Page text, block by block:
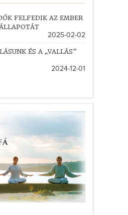
FELFEDIK AZ EMBER
2025-02-02
ÉS A „VALLÁS”
2024-12-01